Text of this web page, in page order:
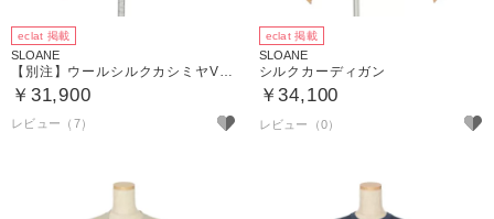
eclat 掲載
SLOANE
【別注】ウールシルクカシミヤVネック
￥31,900
レビュー（7）
eclat 掲載
SLOANE
シルクカーディガン
￥34,100